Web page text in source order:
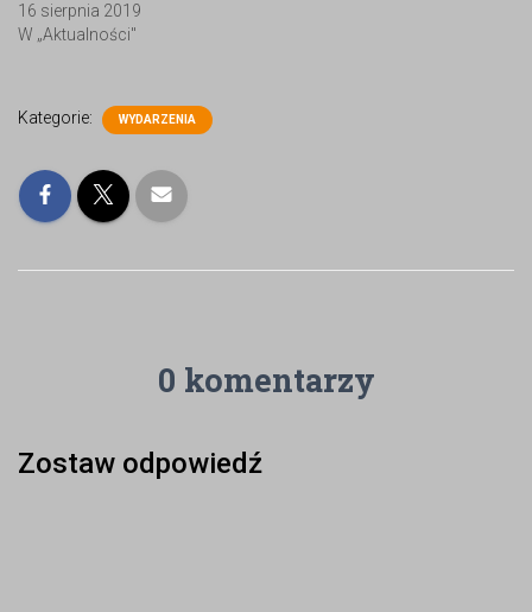
16 sierpnia 2019
W „Aktualności"
Kategorie: WYDARZENIA
0 komentarzy
Zostaw odpowiedź